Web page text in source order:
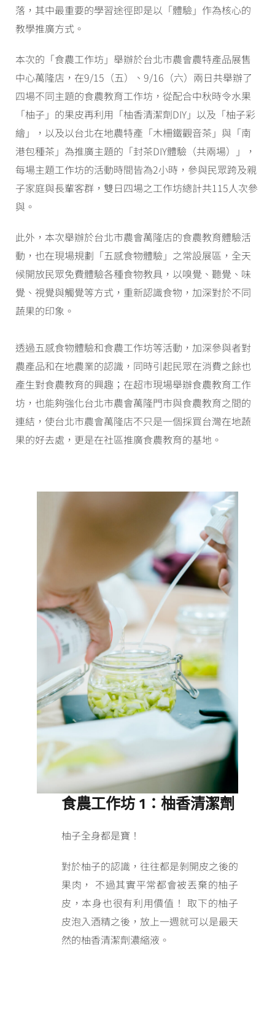
落，其中最重要的學習途徑即是以「體驗」作為核心的
教學推廣方式。
本次的「食農工作坊」舉辦於台北市農會農特產品展售
中心萬隆店，在9/15 （五）、 9/16 （六）兩日共舉辦了
四場不同主題的食農教育工作坊，從配合中秋時令水果
「柚子」的果皮再利用「柚香清潔劑DIY」以及「柚子彩
繪」，以及以台北在地農特產「木柵鐵觀音茶」與「南
港包種茶」為推廣主題的「封茶DIY體驗（共兩場）」，
每場主題工作坊的活動時間皆為2小時，參與民眾跨及親
子家庭與長輩客群，雙日四場之工作坊總計共115人次參
與。
此外，本次舉辦於台北市農會萬隆店的食農教育體驗活
動，也在現場規劃「五感食物體驗」之常設展區，全天
候開放民眾免費體驗各種食物教具，以嗅覺、聽覺、味
覺、視覺與觸覺等方式，重新認識食物，加深對於不同
蔬果的印象。
透過五感食物體驗和食農工作坊等活動，加深參與者對
農產品和在地農業的認識，同時引起民眾在消費之餘也
產生對食農教育的興趣；在超市現場舉辦食農教育工作
坊，也能夠強化台北市農會萬隆門市與食農教育之間的
連結，使台北市農會萬隆店不只是一個採買台灣在地蔬
果的好去處，更是在社區推廣食農教育的基地。
食農工作坊 1：柚香清潔劑
柚子全身都是寶！
對於柚子的認識，往往都是剝開皮之後的
果肉， 不過其實平常都會被丟棄的柚子
皮，本身也很有利用價值！ 取下的柚子
皮泡入酒精之後，放上一週就可以是最天
然的柚香清潔劑濃縮液。